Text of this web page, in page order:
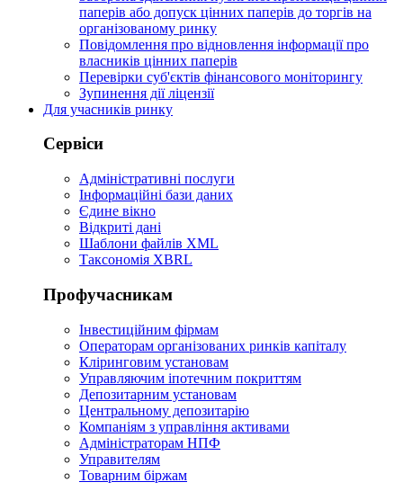
паперів або допуск цінних паперів до торгів на
організованому ринку
Повідомлення про відновлення інформації про
власників цінних паперів
Перевірки суб'єктів фінансового моніторингу
Зупинення дії ліцензії
Для учасників ринку
Сервіси
Адміністративні послуги
Інформаційні бази даних
Єдине вікно
Відкриті дані
Шаблони файлів XML
Таксономія XBRL
Профучасникам
Інвестиційним фірмам
Операторам організованих ринків капіталу
Кліринговим установам
Управляючим іпотечним покриттям
Депозитарним установам
Центральному депозитарію
Компаніям з управління активами
Адміністраторам НПФ
Управителям
Товарним біржам